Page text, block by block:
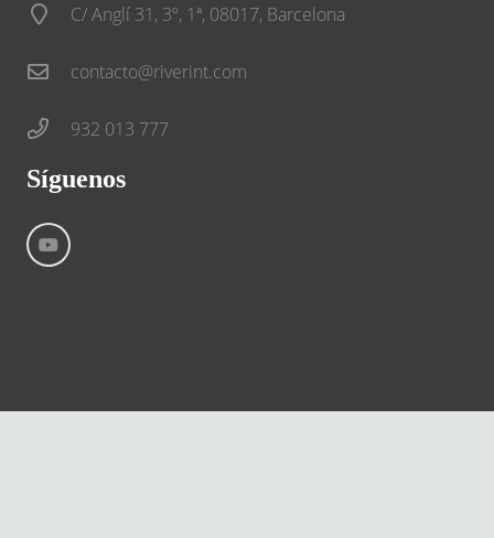
C/ Anglí 31, 3º, 1ª, 08017, Barcelona
contacto@riverint.com
932 013 777
Síguenos